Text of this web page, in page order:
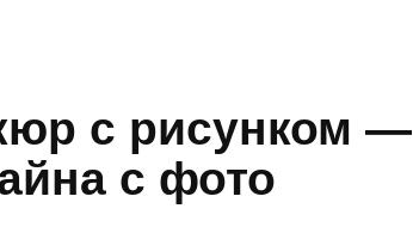
с рисунком —
с фото